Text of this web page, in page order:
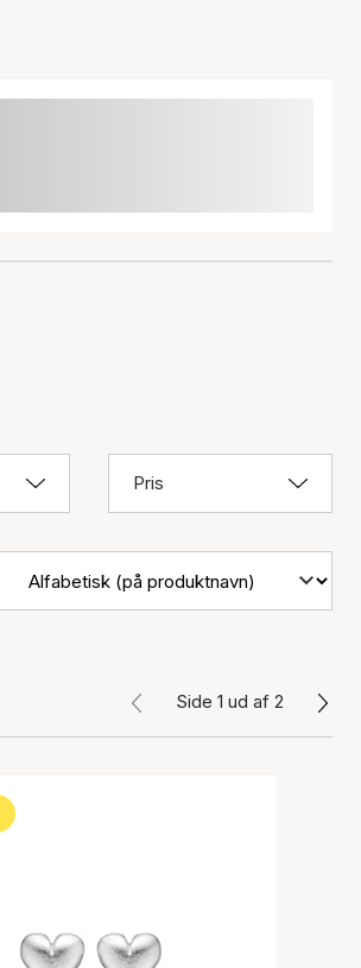
Pris
Side 1 ud af 2